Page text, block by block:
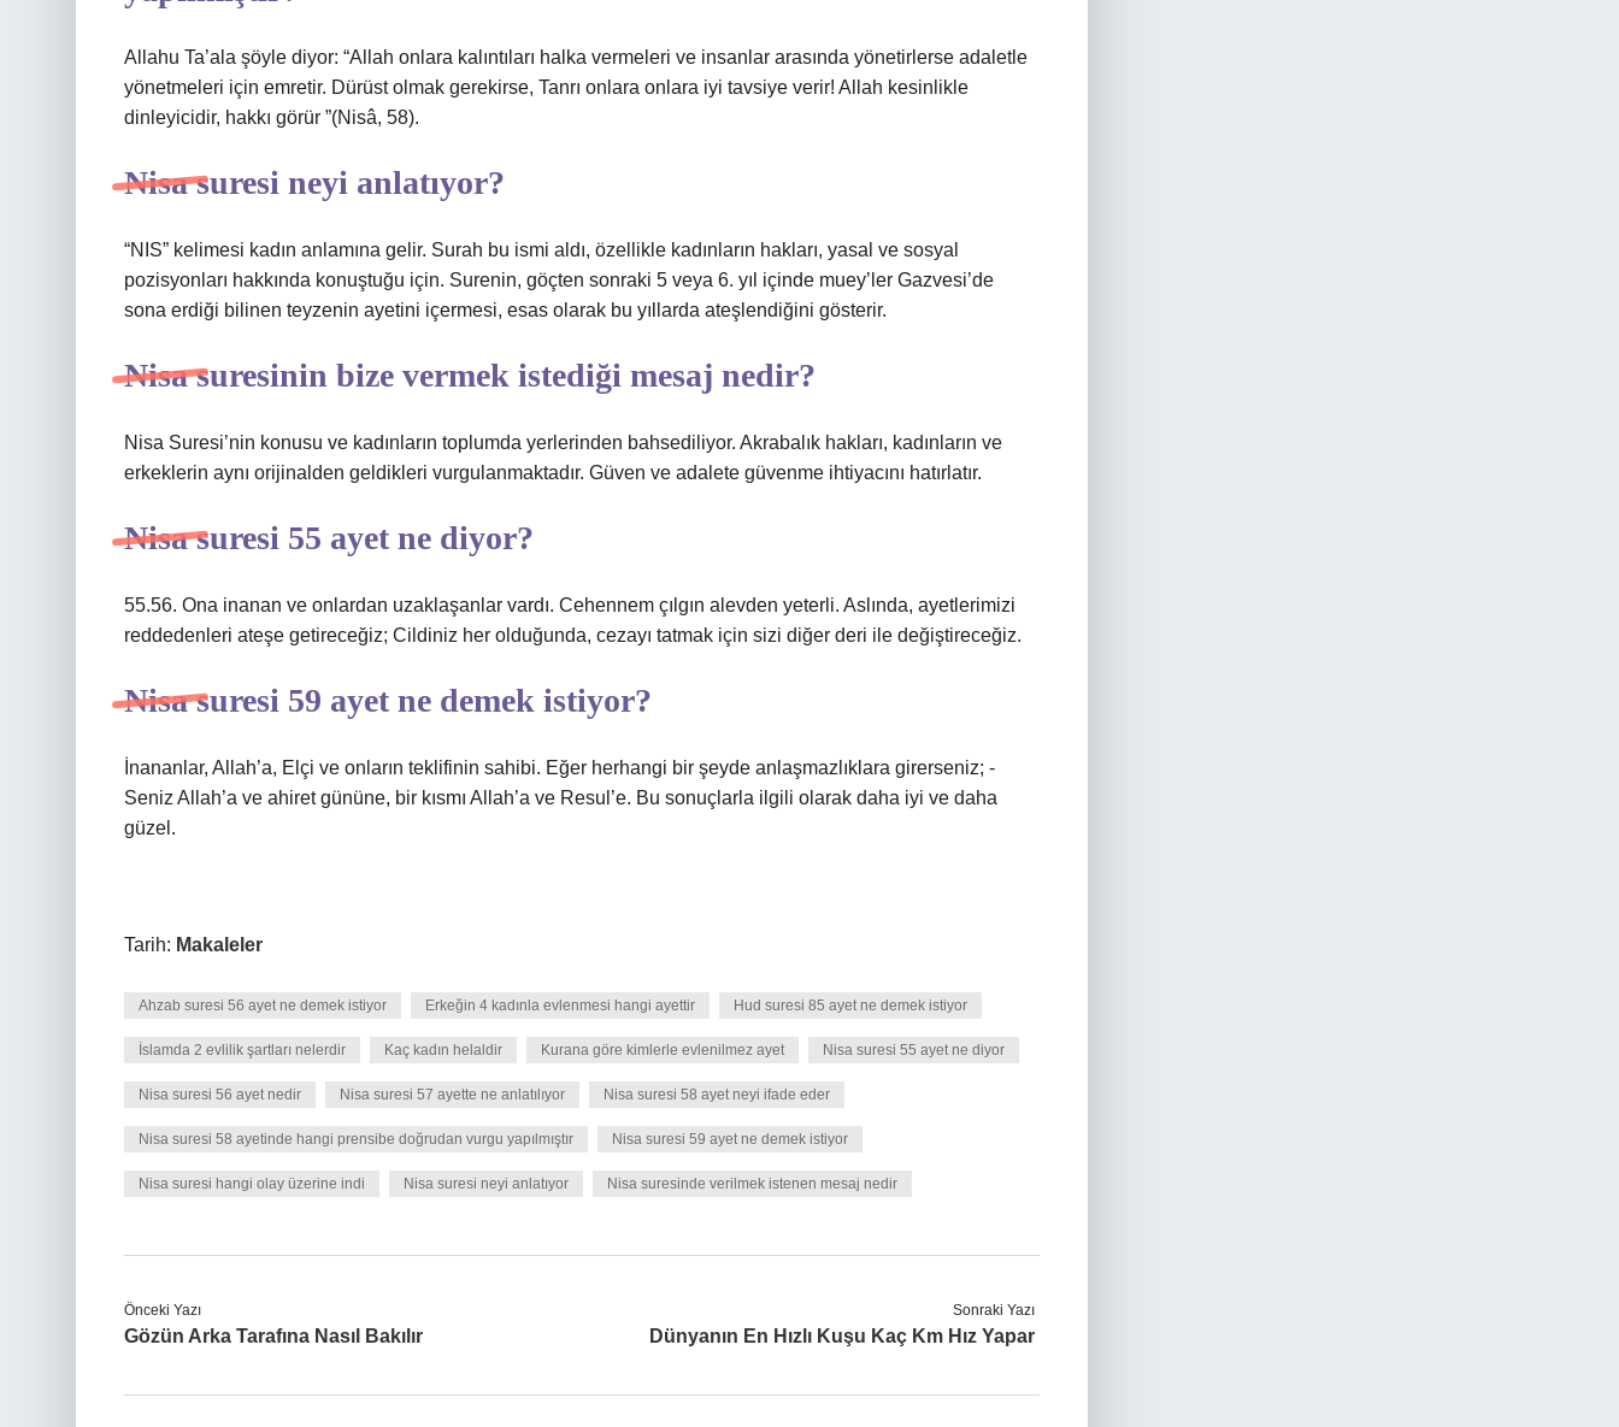
Allahu Ta’ala şöyle diyor: “Allah onlara kalıntıları halka vermeleri ve insanlar arasında yönetirlerse adaletle
yönetmeleri için emretir. Dürüst olmak gerekirse, Tanrı onlara onlara iyi tavsiye verir! Allah kesinlikle
dinleyicidir, hakkı görür ”(Nisâ, ​​58).
Nisa suresi neyi anlatıyor?
“NIS” kelimesi kadın anlamına gelir. Surah bu ismi aldı, özellikle kadınların hakları, yasal ve sosyal
pozisyonları hakkında konuştuğu için. Surenin, göçten sonraki 5 veya 6. yıl içinde muey’ler Gazvesi’de
sona erdiği bilinen teyzenin ayetini içermesi, esas olarak bu yıllarda ateşlendiğini gösterir.
Nisa suresinin bize vermek istediği mesaj nedir?
Nisa Suresi’nin konusu ve kadınların toplumda yerlerinden bahsediliyor. Akrabalık hakları, kadınların ve
erkeklerin aynı orijinalden geldikleri vurgulanmaktadır. Güven ve adalete güvenme ihtiyacını hatırlatır.
Nisa suresi 55 ayet ne diyor?
55.56. Ona inanan ve onlardan uzaklaşanlar vardı. Cehennem çılgın alevden yeterli. Aslında, ayetlerimizi
reddedenleri ateşe getireceğiz; Cildiniz her olduğunda, cezayı tatmak için sizi diğer deri ile değiştireceğiz.
Nisa suresi 59 ayet ne demek istiyor?
İnananlar, Allah’a, Elçi ve onların teklifinin sahibi. Eğer herhangi bir şeyde anlaşmazlıklara girerseniz; -
Seniz Allah’a ve ahiret gününe, bir kısmı Allah’a ve Resul’e. Bu sonuçlarla ilgili olarak daha iyi ve daha
güzel.
Tarih: Makaleler
Ahzab suresi 56 ayet ne demek istiyor Erkeğin 4 kadınla evlenmesi hangi ayettir Hud suresi 85 ayet ne demek istiyor
İslamda 2 evlilik şartları nelerdir Kaç kadın helaldir Kurana göre kimlerle evlenilmez ayet Nisa suresi 55 ayet ne diyor
Nisa suresi 56 ayet nedir Nisa suresi 57 ayette ne anlatılıyor Nisa suresi 58 ayet neyi ifade eder
Nisa suresi 58 ayetinde hangi prensibe doğrudan vurgu yapılmıştır Nisa suresi 59 ayet ne demek istiyor
Nisa suresi hangi olay üzerine indi Nisa suresi neyi anlatıyor Nisa suresinde verilmek istenen mesaj nedir
Önceki Yazı
Gözün Arka Tarafına Nasıl Bakılır
Sonraki Yazı
Dünyanın En Hızlı Kuşu Kaç Km Hız Yapar